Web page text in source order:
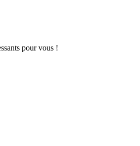
pour vous !